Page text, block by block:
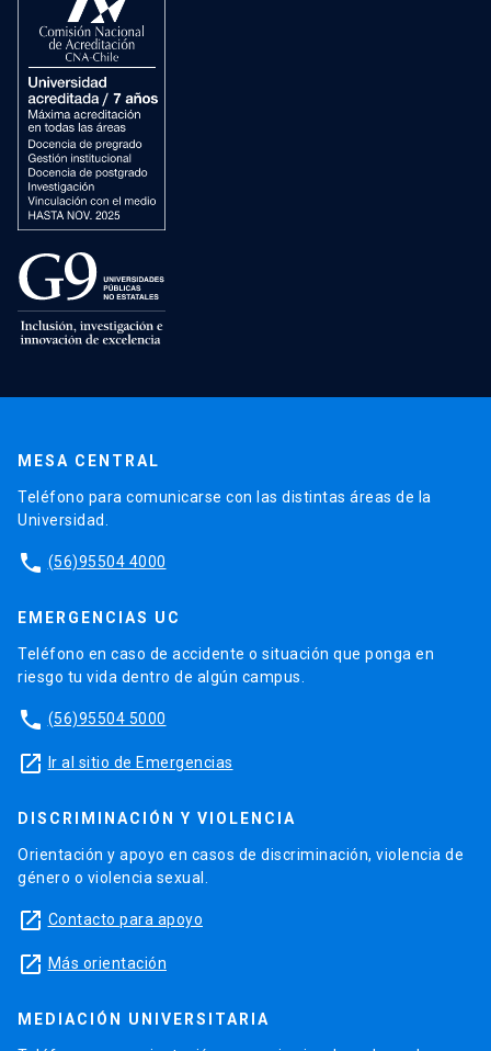
MESA CENTRAL
Teléfono para comunicarse con las distintas áreas de la
Universidad.
phone (56)95504 4000
EMERGENCIAS UC
Teléfono en caso de accidente o situación que ponga en
riesgo tu vida dentro de algún campus.
phone (56)95504 5000
launch Ir al sitio de Emergencias
DISCRIMINACIÓN Y VIOLENCIA
Orientación y apoyo en casos de discriminación, violencia de
género o violencia sexual.
launch Contacto para apoyo
launch Más orientación
MEDIACIÓN UNIVERSITARIA